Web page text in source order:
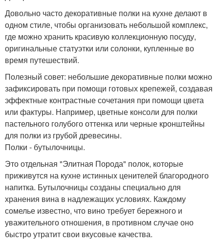
Довольно часто декоративные полки на кухне делают в
одном стиле, чтобы организовать небольшой комплекс,
где можно хранить красивую коллекционную посуду,
оригинальные статуэтки или солонки, купленные во
время путешествий.
Полезный совет: небольшие декоративные полки можно
зафиксировать при помощи готовых крепежей, создавая
эффектные контрастные сочетания при помощи цвета
или фактуры. Например, цветные консоли для полки
пастельного голубого оттенка или черные кронштейны
для полки из грубой древесины.
Полки - бутылочницы.
Это отдельная "Элитная Порода" полок, которые
приживутся на кухне истинных ценителей благородного
напитка. Бутылочницы созданы специально для
хранения вина в надлежащих условиях. Каждому
сомелье известно, что вино требует бережного и
уважительного отношения, в противном случае оно
быстро утратит свои вкусовые качества.